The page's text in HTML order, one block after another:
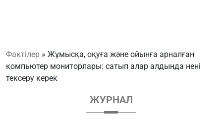
Фактілер » Жұмысқа, оқуға және ойынға арналған
компьютер мониторлары: сатып алар алдында нені
тексеру керек
ЖУРНАЛ